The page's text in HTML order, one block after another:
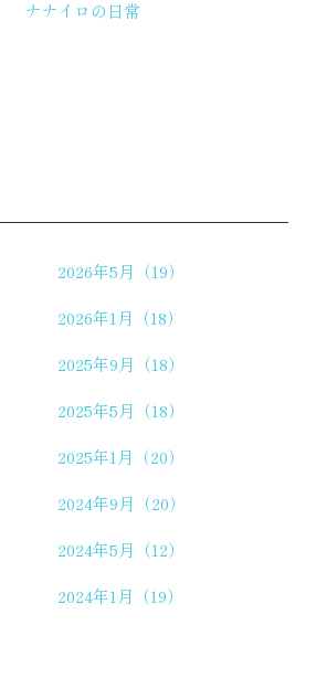
ナナイロの日常
2026年5月（19）
2026年1月（18）
2025年9月（18）
2025年5月（18）
2025年1月（20）
2024年9月（20）
2024年5月（12）
2024年1月（19）